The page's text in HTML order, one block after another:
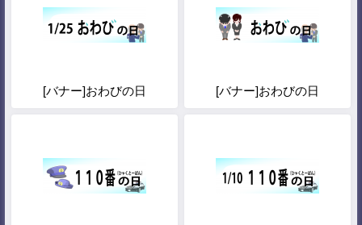
[バナー]おわびの日 [バナー]おわびの日